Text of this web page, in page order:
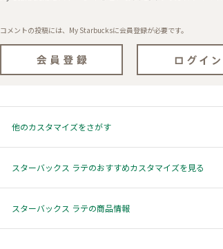
コメントの投稿には、My Starbucksに会員登録が必要です。
他のカスタマイズをさがす
スターバックス ラテのおすすめカスタマイズを見る
スターバックス ラテの商品情報